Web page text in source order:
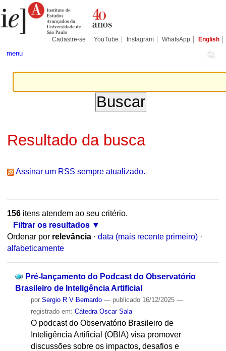
para
conteúdo.
Pessoais
Cadastre-se YouTube Instagram WhatsApp English
menu
Resultado da busca
Assinar um RSS sempre atualizado.
156itens atendem ao seu critério.
Filtrar os resultados
Ordenar por relevância · data (mais recente primeiro) ·
alfabeticamente
Pré-lançamento do Podcast do Observatório
Brasileiro de Inteligência Artificial
por Sergio R V Bernardo — publicado16/12/2025 —
registrado em: Cátedra Oscar Sala
O podcast do Observatório Brasileiro de
Inteligência Artificial (OBIA) visa promover
discussões sobre os impactos, desafios e